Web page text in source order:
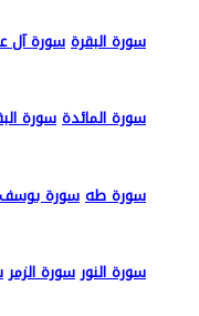
سورة البقرة سورة آل
سورة المائدة سورة
سورة طه سورة يوسف
سورة النور سورة الزمر